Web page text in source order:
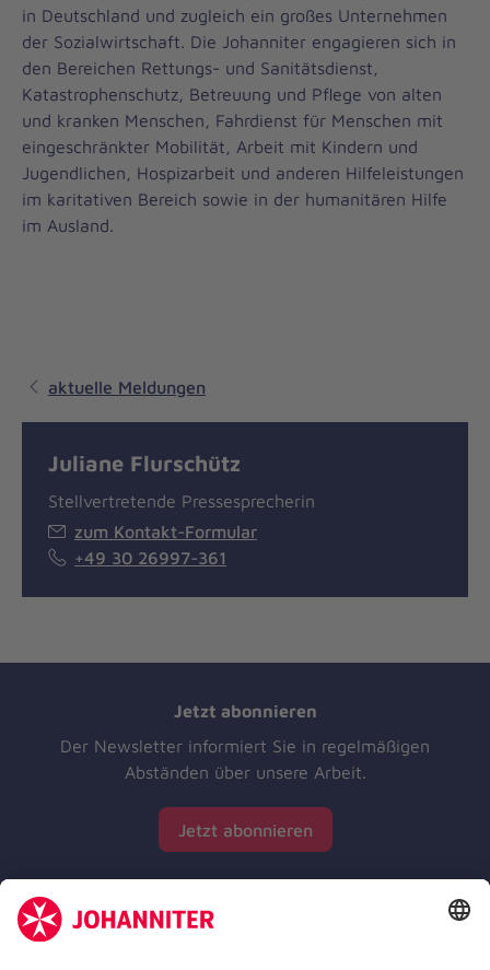
in Deutschland und zugleich ein großes Unternehmen
der Sozialwirtschaft. Die Johanniter engagieren sich in
den Bereichen Rettungs- und Sanitätsdienst,
Katastrophenschutz, Betreuung und Pflege von alten
und kranken Menschen, Fahrdienst für Menschen mit
eingeschränkter Mobilität, Arbeit mit Kindern und
Jugendlichen, Hospizarbeit und anderen Hilfeleistungen
im karitativen Bereich sowie in der humanitären Hilfe
im Ausland.
aktuelle Meldungen
Juliane Flurschütz
Stellvertretende Pressesprecherin
zum Kontakt-Formular
+49 30 26997-361
Jetzt abonnieren
Der Newsletter informiert Sie in regelmäßigen
Abständen über unsere Arbeit.
Jetzt abonnieren
Zertifizierung der Johanniter-Unfall-Hilfe e.V.